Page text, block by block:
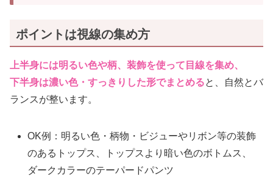
ポイントは視線の集め方
上半身には明るい色や柄、装飾を使って目線を集め、
下半身は濃い色・すっきりした形でまとめると、自然とバ
ランスが整います。
OK例：明るい色・柄物・ビジューやリボン等の装飾
のあるトップス、トップスより暗い色のボトムス、
ダークカラーのテーパードパンツ